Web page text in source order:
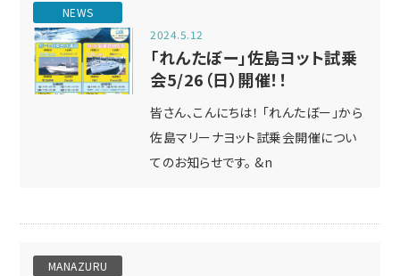
NEWS
2024.5.12
「れんたぼー」佐島ヨット試乗
会5/26（日）開催！！
皆さん、こんにちは！ 「れんたぼー」から
佐島マリーナヨット試乗会開催につい
てのお知らせです。 &n
MANAZURU